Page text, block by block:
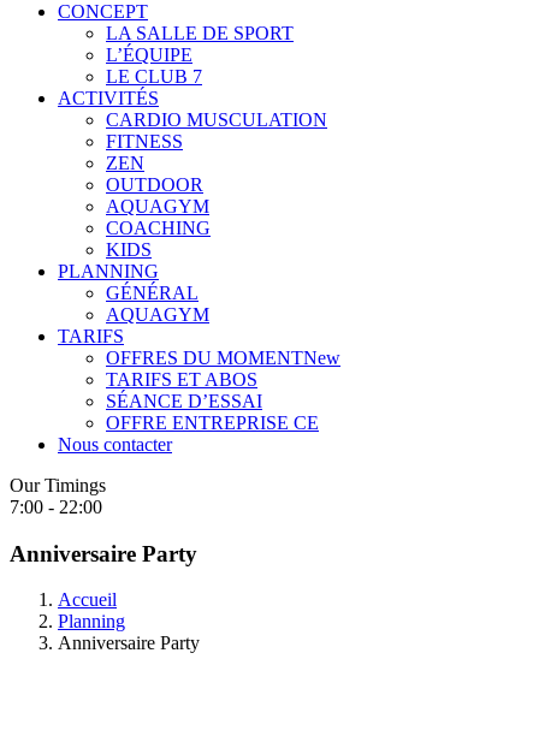
CONCEPT
LA SALLE DE SPORT
L’ÉQUIPE
LE CLUB 7
ACTIVITÉS
CARDIO MUSCULATION
FITNESS
ZEN
OUTDOOR
AQUAGYM
COACHING
KIDS
PLANNING
GÉNÉRAL
AQUAGYM
TARIFS
OFFRES DU MOMENTNew
TARIFS ET ABOS
SÉANCE D’ESSAI
OFFRE ENTREPRISE CE
Nous contacter
Our Timings
7:00 - 22:00
Anniversaire Party
Accueil
Planning
Anniversaire Party